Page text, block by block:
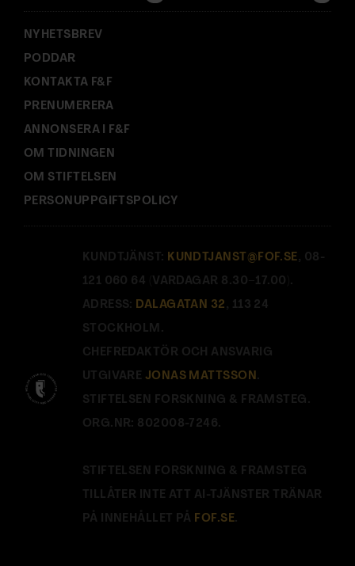
:
NYHETSBREV
PODDAR
KONTAKTA F&F
PRENUMERERA
ANNONSERA I F&F
OM TIDNINGEN
OM STIFTELSEN
PERSONUPPGIFTSPOLICY
KUNDTJÄNST: KUNDTJANST@FOF.SE , 08-
121 060 64 (VARDAGAR 8.30–17.00).
ADRESS: DALAGATAN 32 , 113 24
STOCKHOLM.
CHEFREDAKTÖR OCH ANSVARIG
UTGIVARE JONAS MATTSSON .
STIFTELSEN FORSKNING & FRAMSTEG.
ORG.NR: 802008-7246.
STIFTELSEN FORSKNING & FRAMSTEG
TILLÅTER INTE ATT AI-TJÄNSTER TRÄNAR
PÅ INNEHÅLLET PÅ FOF.SE.